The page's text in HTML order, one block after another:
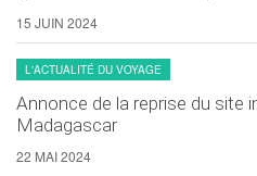
15 JUIN 2024
L'ACTUALITÉ DU VOYAGE
Annonce de la reprise du site
Madagascar
22 MAI 2024